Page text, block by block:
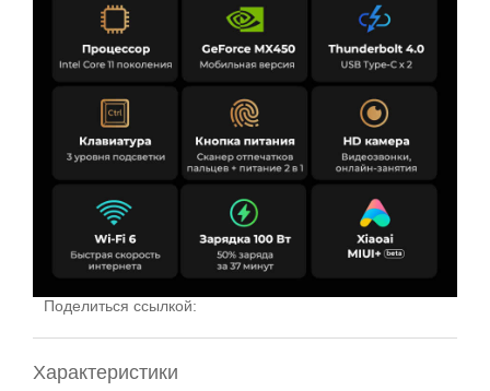
Поделиться ссылкой:
Характеристики